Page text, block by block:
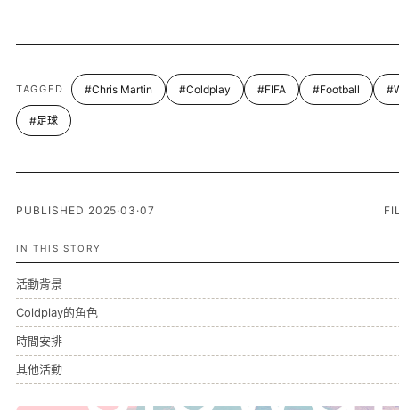
TAGGED #Chris Martin #Coldplay #FIFA #Football
#足球
PUBLISHED 2025·03·07
IN THIS STORY
活動背景
Coldplay的角色
時間安排
其他活動